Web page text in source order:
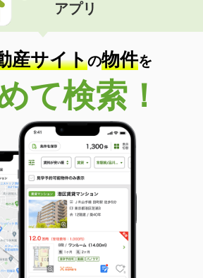
アプリ
産サイトの物件を
て検索！